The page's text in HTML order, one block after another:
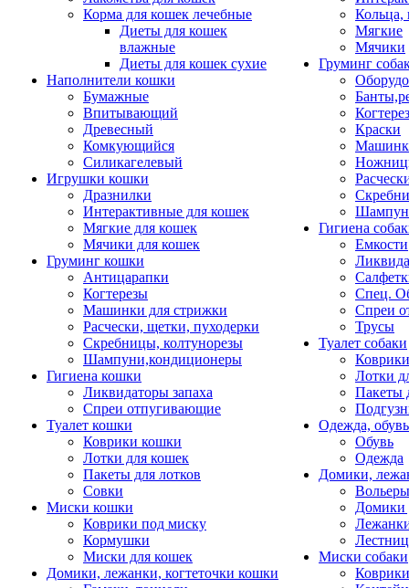
Корма для кошек лечебные
Диеты для кошек
влажные
Диеты для кошек сухие
Наполнители кошки
Бумажные
Впитывающий
Древесный
Комкующийся
Силикагелевый
Игрушки кошки
Дразнилки
Интерактивные для кошек
Мягкие для кошек
Мячики для кошек
Груминг кошки
Антицарапки
Когтерезы
Машинки для стрижки
Расчески, щетки, пуходерки
Скребницы, колтунорезы
Шампуни,кондиционеры
Гигиена кошки
Ликвидаторы запаха
Спреи отпугивающие
Туалет кошки
Коврики кошки
Лотки для кошек
Пакеты для лотков
Совки
Миски кошки
Коврики под миску
Кормушки
Миски для кошек
Домики, лежанки, когтеточки кошки
Кольца,
Мягкие
Мячики
Груминг
Краски
Гигиена
Емкости
Спец.
Спреи
Трусы
Туалет собаки
Коврики
Лотки
Пакеты
Одежда, обувь
Обувь
Одежда
Домики,
Домики
Миски собаки